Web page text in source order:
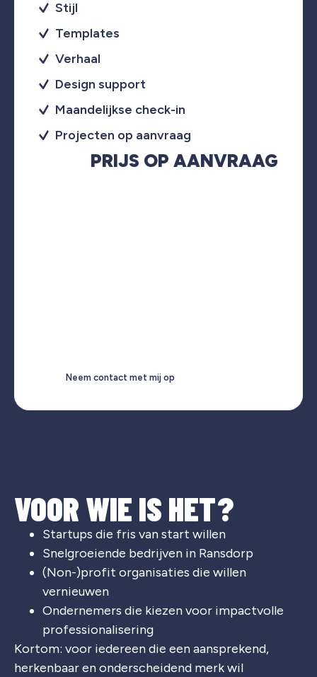
Stijl
Templates
Verhaal
Design support
Maandelijkse check-in
Projecten op aanvraag
PRIJS OP AANVRAAG
Neem contact met mij op
VOOR WIE IS HET?
Startups die fris van start willen
Snelgroeiende bedrijven in Ransdorp
(Non-)profit organisaties die willen
vernieuwen
Ondernemers die kiezen voor impactvolle
professionalisering
Kortom: voor iedereen die een aansprekend,
herkenbaar en onderscheidend merk wil